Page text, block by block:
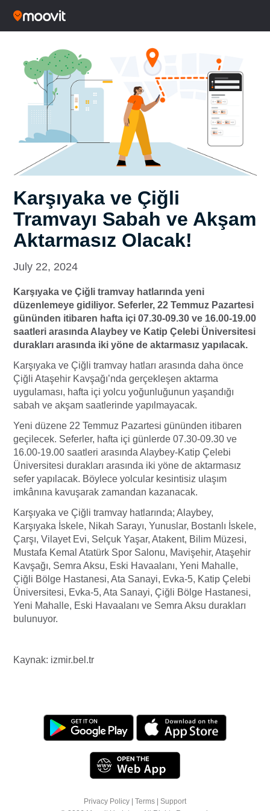
Karşıyaka ve Çiğli
Tramvayı Sabah ve Akşam
Aktarmasız Olacak!
July 22, 2024
Karşıyaka ve Çiğli tramvay hatlarında yeni
düzenlemeye gidiliyor. Seferler, 22 Temmuz Pazartesi
gününden itibaren hafta içi 07.30-09.30 ve 16.00-19.00
saatleri arasında Alaybey ve Katip Çelebi Üniversitesi
durakları arasında iki yöne de aktarmasız yapılacak.
Karşıyaka ve Çiğli tramvay hatları arasında daha önce
Çiğli Ataşehir Kavşağı’nda gerçekleşen aktarma
uygulaması, hafta içi yolcu yoğunluğunun yaşandığı
sabah ve akşam saatlerinde yapılmayacak.
Yeni düzene 22 Temmuz Pazartesi gününden itibaren
geçilecek. Seferler, hafta içi günlerde 07.30-09.30 ve
16.00-19.00 saatleri arasında Alaybey-Katip Çelebi
Üniversitesi durakları arasında iki yöne de aktarmasız
sefer yapılacak. Böylece yolcular kesintisiz ulaşım
imkânına kavuşarak zamandan kazanacak.
Karşıyaka ve Çiğli tramvay hatlarında; Alaybey,
Karşıyaka İskele, Nikah Sarayı, Yunuslar, Bostanlı İskele,
Çarşı, Vilayet Evi, Selçuk Yaşar, Atakent, Bilim Müzesi,
Mustafa Kemal Atatürk Spor Salonu, Mavişehir, Ataşehir
Kavşağı, Semra Aksu, Eski Havaalanı, Yeni Mahalle,
Çiğli Bölge Hastanesi, Ata Sanayi, Evka-5, Katip Çelebi
Üniversitesi, Evka-5, Ata Sanayi, Çiğli Bölge Hastanesi,
Yeni Mahalle, Eski Havaalanı ve Semra Aksu durakları
bulunuyor.
Kaynak: izmir.bel.tr
Privacy Policy | Terms | Support